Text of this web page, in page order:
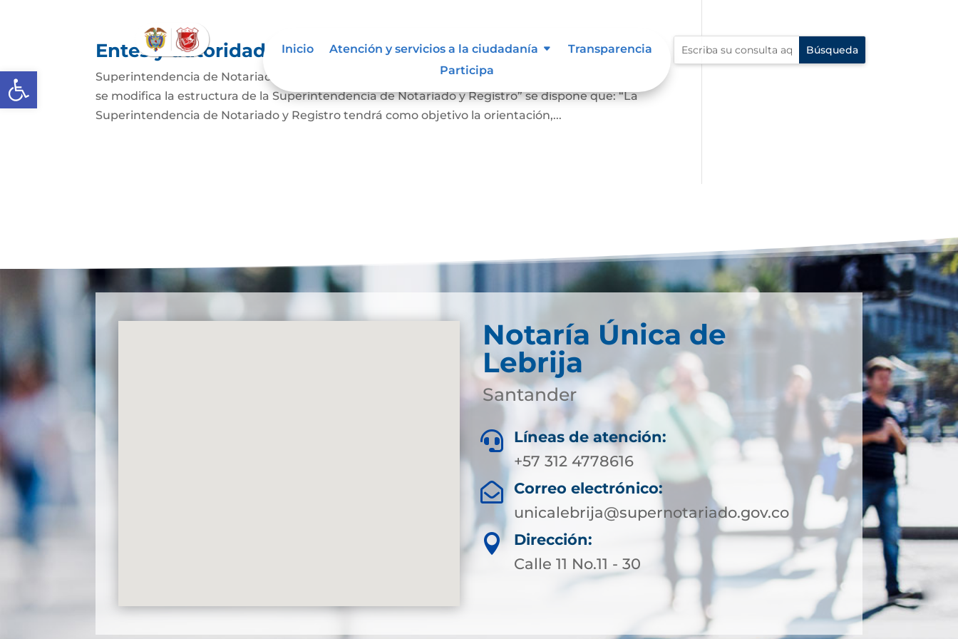
Abrir barra de herramientas
Inicio Atención y servicios a la ciudadanía
Transparencia
Participa
Entes y autoridades que lo vigilan
Superintendencia de Notariado y Registro En el Artículo 4 del Decreto 2723 de 2014, “Por el cual
se modifica la estructura de la Superintendencia de Notariado y Registro” se dispone que: “La
Superintendencia de Notariado y Registro tendrá como objetivo la orientación,...
Notaría Única de
Lebrija
Santander

Líneas de atención:
+57 312 4778616

Correo electrónico:
unicalebrija@supernotariado.gov.co

Dirección:
Calle 11 No.11 - 30